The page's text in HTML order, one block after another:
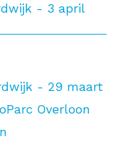
- 3 april
- 29 maart
Overloon